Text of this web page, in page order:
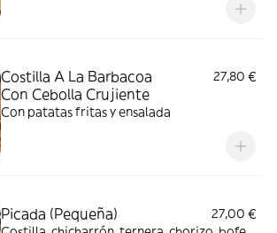
Costilla A La Barbacoa
Con Cebolla Crujiente
27,80 €
Con patatas fritas y ensalada
Picada (Pequeña)
27,00 €